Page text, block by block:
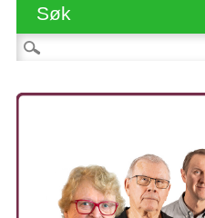
Søk
Søk etter: